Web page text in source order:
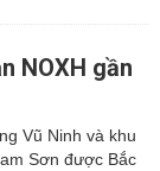
NOXH gần
Vũ Ninh và khu
Sơn được Bắc